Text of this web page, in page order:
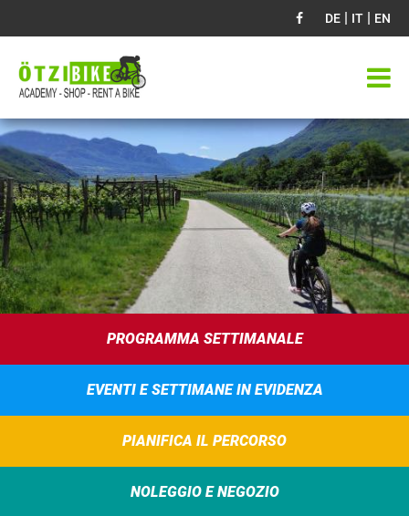
DE | IT | EN
PROGRAMMA SETTIMANALE
EVENTI E SETTIMANE IN EVIDENZA
PIANIFICA IL PERCORSO
NOLEGGIO E NEGOZIO